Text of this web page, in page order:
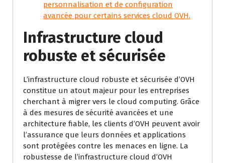
personnalisation et de configuration
avancée pour certains services cloud OVH.
Infrastructure cloud
robuste et sécurisée
L’infrastructure cloud robuste et sécurisée d’OVH
constitue un atout majeur pour les entreprises
cherchant à migrer vers le cloud computing. Grâce
à des mesures de sécurité avancées et une
architecture fiable, les clients d’OVH peuvent avoir
l’assurance que leurs données et applications
sont protégées contre les menaces en ligne. La
robustesse de l’infrastructure cloud d’OVH